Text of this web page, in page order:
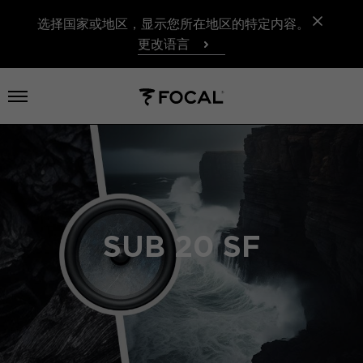
选择国家或地区，显示您所在地区的特定内容。
更改语言
打开菜单
SUB 20 SF